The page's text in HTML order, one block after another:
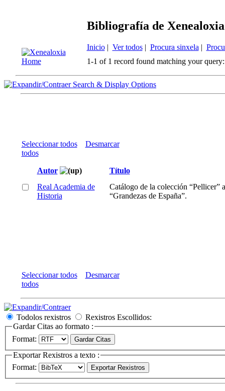
Bibliografía de
Inicio| Ver todos| Procura sinxela |
1-1 of 1 record found matching your query:
Search & Display Options
Seleccionar todos
Desmarcar
todos
Autor
Título
Real Academia de
Historia
Catálogo de la colección “Pellicer”
“Grandezas de España”.
Seleccionar todos
Desmarcar
todos
Todolos rexistros
Rexistros Escollidos:
Gardar Citas ao formato :
Format:
Exportar Rexistros a texto :
Format: